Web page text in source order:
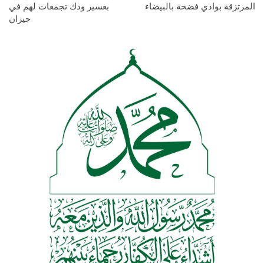
المرتزقة بوادي فضحة بالبيضاء
بعسير ودك تجمعات لهم في
جيزان